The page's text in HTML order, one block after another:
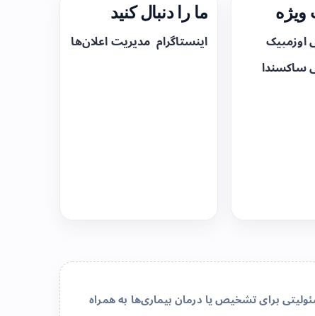
اوزمپیک
ساکسندا
ما را دنبال کنید
اینستاگرام مدیریت اعلان‌ها
برای تشخیص یا درمان بیماری‌ها به همراه